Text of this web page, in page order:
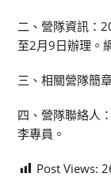
二、營隊資訊：
至2月9日辦理
三、相關營隊簡
四、營隊聯絡人
李專員。
Post Views: